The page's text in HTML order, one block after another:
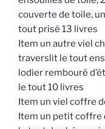
couverte de toile,
tout prisé 13 livres
Item un autre viel
traverslit le tout
lodier rembouré
le tout 10 livres
Item un viel coffre
Item un petit coffre